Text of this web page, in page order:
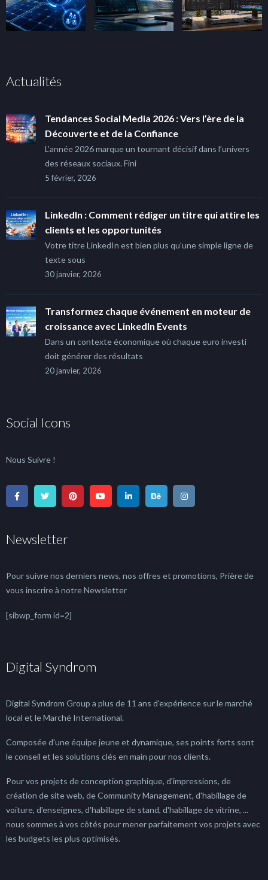
Actualités
Tendances Social Media 2026 : Vers l’ère de la
Découverte et de la Confiance
L’année 2026 marque un tournant décisif dans l’univers
des réseaux sociaux. Fini
5 février, 2026
LinkedIn : Comment rédiger un titre qui attire les
clients et les opportunités
Votre titre LinkedIn est bien plus qu’une simple ligne de
texte sous
30 janvier, 2026
Transformez chaque événement en moteur de
croissance avec LinkedIn Events
Dans un contexte économique où chaque euro investi
doit générer des résultats
20 janvier, 2026
Social Icons
Nous Suivre !
Newsletter
Pour suivre nos derniers news, nos offres et promotions, Prière de
vous inscrire à notre Newsletter
[sibwp_form id=2]
Digital Syndrom
Digital Syndrom Group a plus de 11 ans d'expérience sur le marché
local et le Marché International.
Composée d'une équipe jeune et dynamique, ses points forts sont
le conseil et les solutions clés en main pour nos clients.
Pour vos projets de conception graphique, d'impressions, de
création de site web, de Community Management, d'habillage de
voiture, d'enseignes, d'habillage de stand, d'habillage de vitrine, ...
nous sommes à vos côtés pour mener parfaitement vos projets avec
les budgets les plus optimisés.